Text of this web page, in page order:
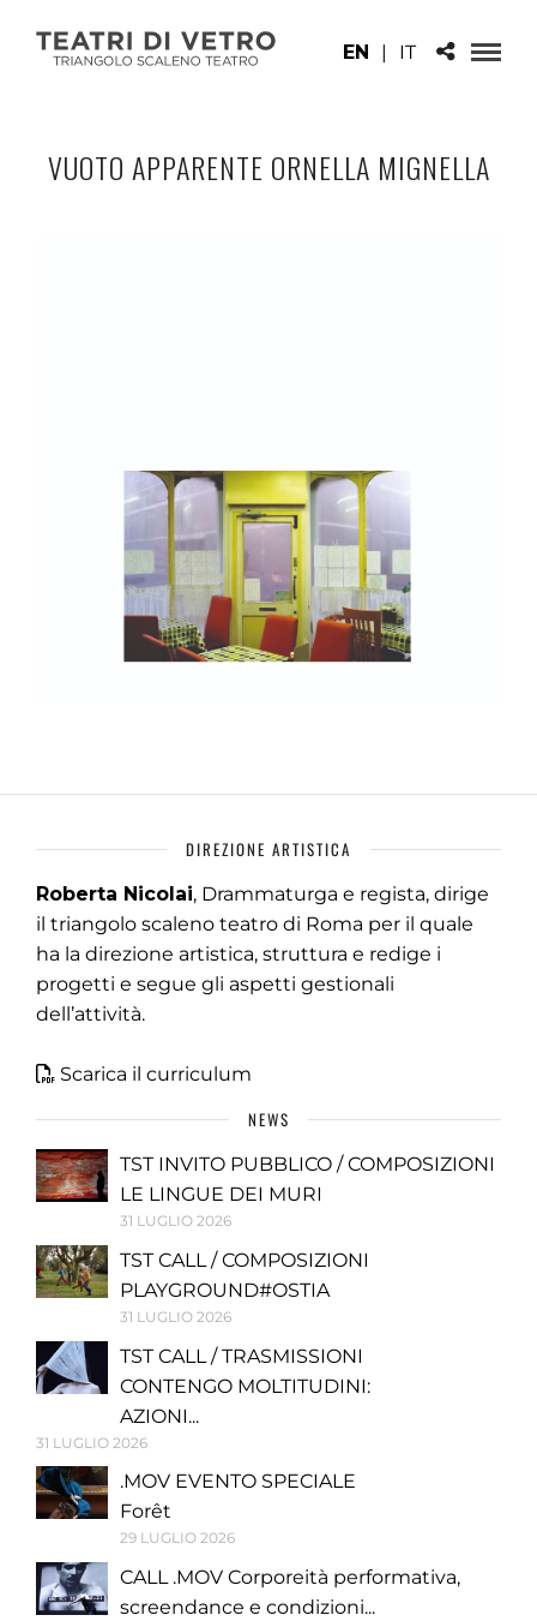
EN | IT
VUOTO APPARENTE ORNELLA MIGNELLA
DIREZIONE ARTISTICA
Roberta Nicolai, Drammaturga e regista, dirige
il triangolo scaleno teatro di Roma per il quale
ha la direzione artistica, struttura e redige i
progetti e segue gli aspetti gestionali
dell’attività.
Scarica il curriculum
NEWS
TST INVITO PUBBLICO / COMPOSIZIONI
LE LINGUE DEI MURI
31 LUGLIO 2026
TST CALL / COMPOSIZIONI
PLAYGROUND#OSTIA
31 LUGLIO 2026
TST CALL / TRASMISSIONI
CONTENGO MOLTITUDINI:
AZIONI...
31 LUGLIO 2026
.MOV EVENTO SPECIALE
Forêt
29 LUGLIO 2026
CALL .MOV Corporeità performativa,
screendance e condizioni...